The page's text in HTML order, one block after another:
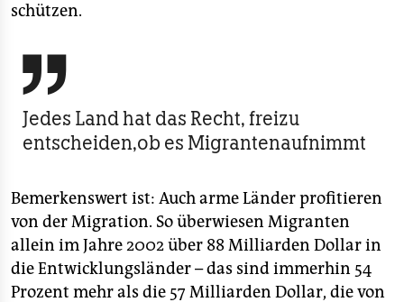
schützen.

Jedes Land hat das Recht, freizu
entscheiden,ob es Migrantenaufnimmt
Bemerkenswert ist: Auch arme Länder profitieren
von der Migration. So überwiesen Migranten
allein im Jahre 2002 über 88 Milliarden Dollar in
die Entwicklungsländer – das sind immerhin 54
Prozent mehr als die 57 Milliarden Dollar, die von